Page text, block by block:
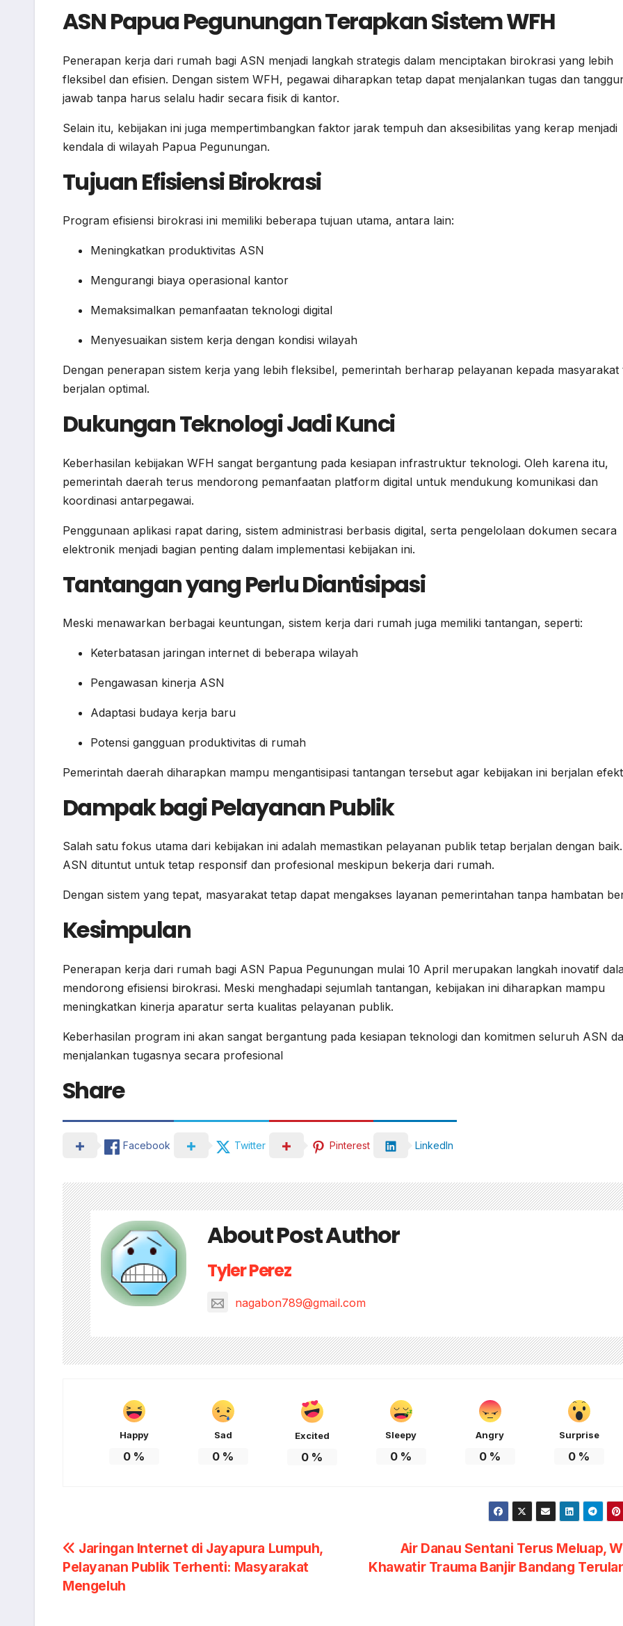
ASN Papua Pegunungan Terapkan Sistem WFH
Penerapan kerja dari rumah bagi ASN menjadi langkah strategis dalam menciptakan birokrasi yang lebih
fleksibel dan efisien. Dengan sistem WFH, pegawai diharapkan tetap dapat menjalankan tugas dan
jawab tanpa harus selalu hadir secara fisik di kantor.
Selain itu, kebijakan ini juga mempertimbangkan faktor jarak tempuh dan aksesibilitas yang kerap menjadi
kendala di wilayah Papua Pegunungan.
Tujuan Efisiensi Birokrasi
Program efisiensi birokrasi ini memiliki beberapa tujuan utama, antara lain:
Meningkatkan produktivitas ASN
Mengurangi biaya operasional kantor
Memaksimalkan pemanfaatan teknologi digital
Menyesuaikan sistem kerja dengan kondisi wilayah
Dengan penerapan sistem kerja yang lebih fleksibel, pemerintah berharap pelayanan kepada masyarakat
berjalan optimal.
Dukungan Teknologi Jadi Kunci
Keberhasilan kebijakan WFH sangat bergantung pada kesiapan infrastruktur teknologi. Oleh karena itu,
pemerintah daerah terus mendorong pemanfaatan platform digital untuk mendukung komunikasi dan
koordinasi antarpegawai.
Penggunaan aplikasi rapat daring, sistem administrasi berbasis digital, serta pengelolaan dokumen secara
elektronik menjadi bagian penting dalam implementasi kebijakan ini.
Tantangan yang Perlu Diantisipasi
Meski menawarkan berbagai keuntungan, sistem kerja dari rumah juga memiliki tantangan, seperti:
Keterbatasan jaringan internet di beberapa wilayah
Pengawasan kinerja ASN
Adaptasi budaya kerja baru
Potensi gangguan produktivitas di rumah
Pemerintah daerah diharapkan mampu mengantisipasi tantangan tersebut agar kebijakan ini berjalan
Dampak bagi Pelayanan Publik
Salah satu fokus utama dari kebijakan ini adalah memastikan pelayanan publik tetap berjalan dengan baik.
ASN dituntut untuk tetap responsif dan profesional meskipun bekerja dari rumah.
Dengan sistem yang tepat, masyarakat tetap dapat mengakses layanan pemerintahan tanpa hambatan
Kesimpulan
Penerapan kerja dari rumah bagi ASN Papua Pegunungan mulai 10 April merupakan langkah inovatif
mendorong efisiensi birokrasi. Meski menghadapi sejumlah tantangan, kebijakan ini diharapkan mampu
meningkatkan kinerja aparatur serta kualitas pelayanan publik.
Keberhasilan program ini akan sangat bergantung pada kesiapan teknologi dan komitmen seluruh ASN
menjalankan tugasnya secara profesional
Share
Facebook Twitter Pinterest LinkedIn
About Post Author
Tyler Perez
nagabon789@gmail.com
Happy
0 %
Sad
0 %
Excited
0 %
Sleepy
0 %
Angry
0 %
Surprise
0 %
Post
navigation
Air Danau Sentani Terus Meluap,
Khawatir Trauma Banjir Bandang
Jaringan Internet di Jayapura Lumpuh,
Pelayanan Publik Terhenti: Masyarakat
Mengeluh